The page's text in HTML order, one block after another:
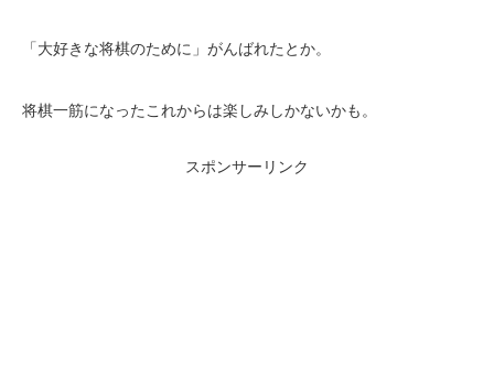
「大好きな将棋のために」がんばれたとか。
将棋一筋になったこれからは楽しみしかないかも。
スポンサーリンク